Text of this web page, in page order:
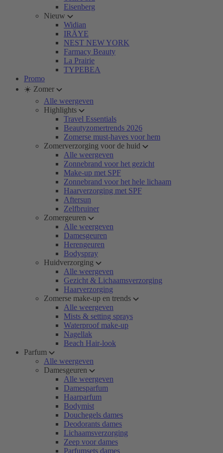
Eisenberg
Nieuw
Widian
IRÄYE
NEST NEW YORK
Farmacy Beauty
La Prairie
TYPEBEA
Promo
☀️ Zomer
Alle weergeven
Highlights
Travel Essentials
Beautyzomertrends 2026
Zomerse must-haves voor hem
Zomerverzorging voor de huid
Alle weergeven
Zonnebrand voor het gezicht
Make-up met SPF
Zonnebrand voor het hele lichaam
Haarverzorging met SPF
Aftersun
Zelfbruiner
Zomergeuren
Alle weergeven
Damesgeuren
Herengeuren
Bodyspray
Huidverzorging
Alle weergeven
Gezicht & Lichaamsverzorging
Haarverzorging
Zomerse make-up en trends
Alle weergeven
Mists & setting sprays
Waterproof make-up
Nagellak
Beach Hair-look
Parfum
Alle weergeven
Damesgeuren
Alle weergeven
Damesparfum
Haarparfum
Bodymist
Douchegels dames
Deodorants dames
Lichaamsverzorging
Zeep voor dames
Parfumsets dames